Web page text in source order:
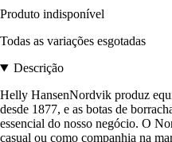
Produto indisponível
Todas as variações esgotadas
Descrição
Helly HansenNordvik produz
desde 1877, e as botas de
essencial do nosso negócio. O
casual ou como companhia na